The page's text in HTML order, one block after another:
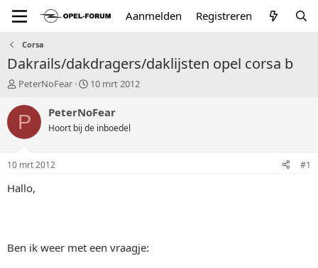
Aanmelden Registreren
Corsa
Dakrails/dakdragers/daklijsten opel corsa b
T
p
a
r
PeterNoFear
S
a
t
10 mrt 2012
P PeterNoFear
Hoort bij de inboedel
10 mrt 2012 #1
Hallo,
Ben ik weer met een vraagje: